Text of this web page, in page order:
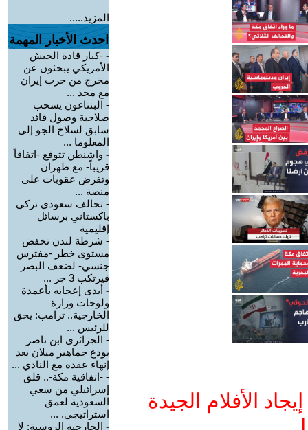
الأفلام الجيدة
المزيد.....
احدث الأخبار المهمة
- -كبار قادة الجيش
الأمريكي يبحثون عن
مخرج من حرب إيران
مع محد ...
- البنتاغون يسحب
صلاحية وصول قائد
سابق لسلاح الجو إلى
المعلوما ...
- واشنطن تتوقع -اتفاقاً
قريباً- مع طهران
وتفرض عقوبات على
منصة ...
- تحالف سعودي تركي
باكستاني برسائل
إقليمية
- شرطة لندن تخفض
مستوى خطر -مفترس
جنسي- لضعف البصر
فيرتكب 3 جر ...
- أبدى إعجابه بأعمدة
ولوحات وزارة
الخارجية.. ترامب: يحق
للرئيس ...
- الجزائري ابن ناصر
يودع جماهير ميلان بعد
إنهاء عقده مع النادي ...
- -اتفاقية مكة-.. قلق
إسرائيلي من سعي
السعودية لعمق
استراتيجي. ...
- الخارجية الروسية: لا